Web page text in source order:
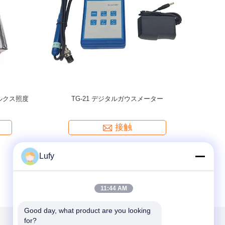
ス試験ブ
健全で軽い警報Tmteckの超音波欠陥の探知器
接触
Lufy
11:44 AM
Good day, what product are you looking
for?